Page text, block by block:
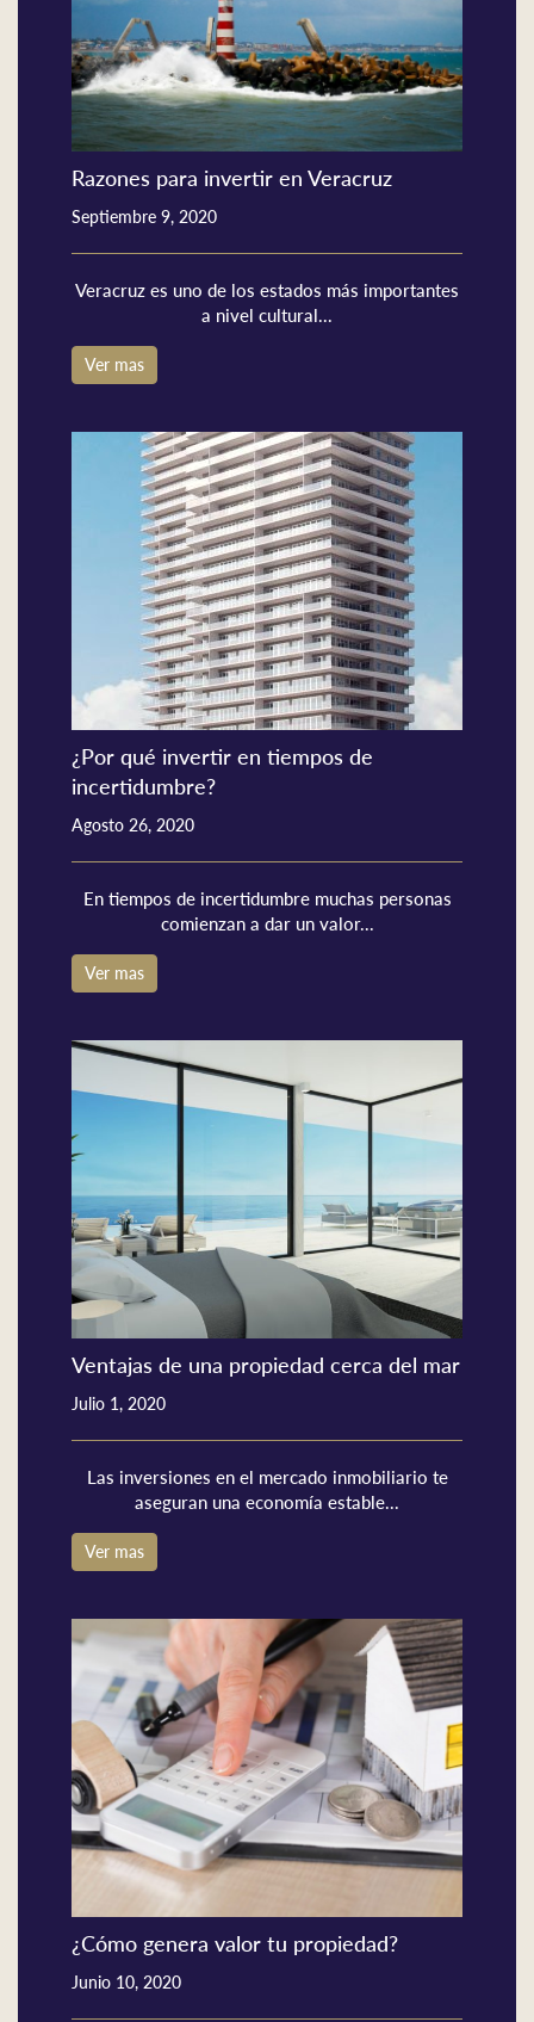
Razones para invertir en Veracruz
Septiembre 9, 2020
Veracruz es uno de los estados más importantes
a nivel cultural...
Ver mas
¿Por qué invertir en tiempos de
incertidumbre?
Agosto 26, 2020
En tiempos de incertidumbre muchas personas
comienzan a dar un valor...
Ver mas
Ventajas de una propiedad cerca del mar
Julio 1, 2020
Las inversiones en el mercado inmobiliario te
aseguran una economía estable...
Ver mas
¿Cómo genera valor tu propiedad?
Junio 10, 2020